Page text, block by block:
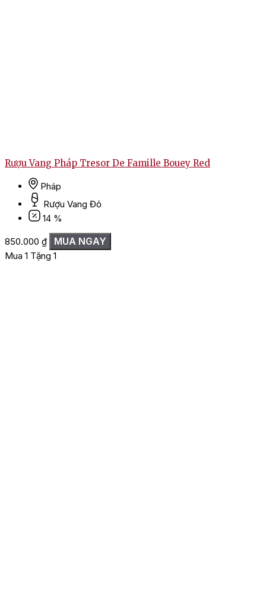
Rượu Vang Pháp Tresor De Famille Bouey Red
Pháp
Rượu Vang Đỏ
14 %
850.000 ₫ MUA NGAY
Mua 1 Tặng 1